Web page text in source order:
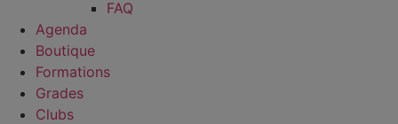
FAQ
Agenda
Boutique
Formations
Grades
Clubs